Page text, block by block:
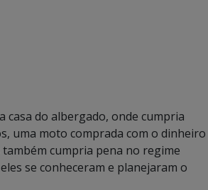
casa do albergado, onde cumpria
uma moto comprada com o dinheiro
cumpria pena no regime
se conheceram e planejaram o